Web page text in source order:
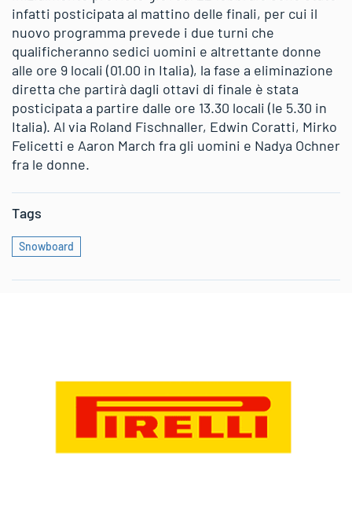
infatti posticipata al mattino delle finali, per cui il
nuovo programma prevede i due turni che
qualificheranno sedici uomini e altrettante donne
alle ore 9 locali (01.00 in Italia), la fase a eliminazione
diretta che partirà dagli ottavi di finale è stata
posticipata a partire dalle ore 13.30 locali (le 5.30 in
Italia). Al via Roland Fischnaller, Edwin Coratti, Mirko
Felicetti e Aaron March fra gli uomini e Nadya Ochner
fra le donne.
Tags
Snowboard